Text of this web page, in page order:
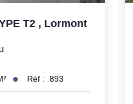
T2 , Lormont
Réf : 893